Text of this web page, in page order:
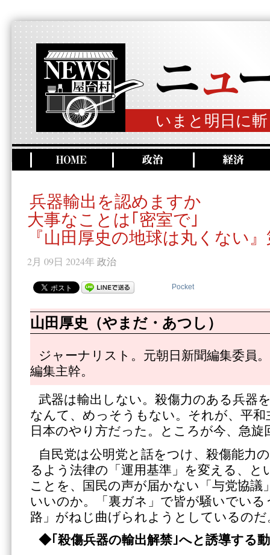
いまと明日に
兵器輸出を認めますか
大事なことは｢密室で｣
『山田厚史の地球は丸くない
2月 09日 2024年 政治
Pocket
山田厚史（やまだ・あつし）
ジャーナリスト。元朝日新聞編集委員
編集主幹。
武器は輸出しない。殺傷力のある兵器
なんて、めっそうもない。それが、平
日本のやり方だった。ところが今、急旋
自民党は公明党と話をつけ、殺傷能力
るよう法律の「運用基準」を変える、と
ことを、国民の声が届かない「与党協議
いいのか。「裏ガネ」で皆が騒いでいる
路」がねじ曲げられようとしているのだ
◆｢殺傷兵器の輸出解禁｣へと誘導する